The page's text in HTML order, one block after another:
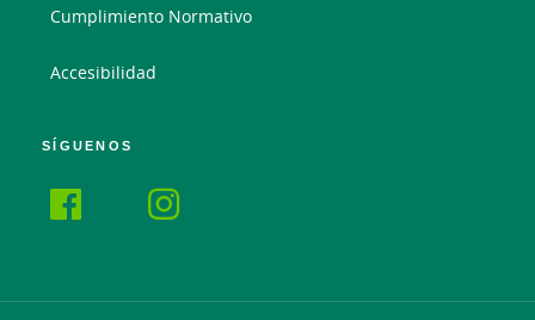
Cumplimiento Normativo
Accesibilidad
SÍGUENOS